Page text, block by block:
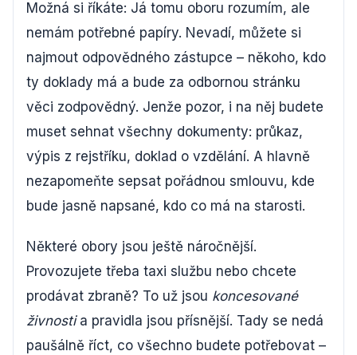
Možná si říkáte: Já tomu oboru rozumím, ale
nemám potřebné papíry. Nevadí, můžete si
najmout odpovědného zástupce – někoho, kdo
ty doklady má a bude za odbornou stránku
věci zodpovědný. Jenže pozor, i na něj budete
muset sehnat všechny dokumenty: průkaz,
výpis z rejstříku, doklad o vzdělání. A hlavně
nezapomeňte sepsat pořádnou smlouvu, kde
bude jasně napsané, kdo co má na starosti.
Některé obory jsou ještě náročnější.
Provozujete třeba taxi službu nebo chcete
prodávat zbraně? To už jsou koncesované
živnostia pravidla jsou přísnější. Tady se nedá
paušálně říct, co všechno budete potřebovat –